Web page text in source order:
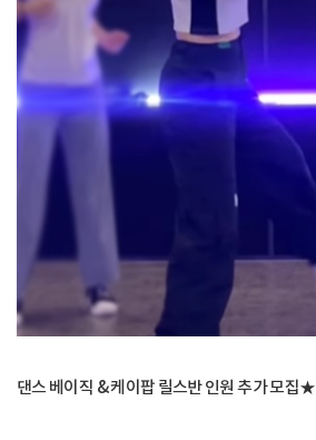
댄스 베이직 & 케이팝 릴스반 인원 추가 모집★